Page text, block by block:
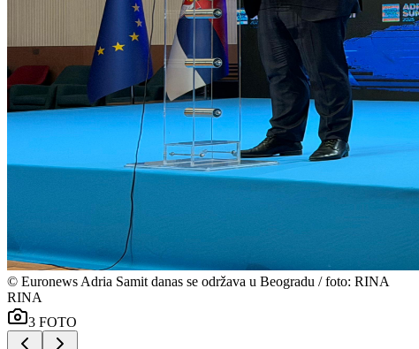
© Euronews Adria Samit danas se održava u Beogradu / foto: RINA
RINA
3 FOTO